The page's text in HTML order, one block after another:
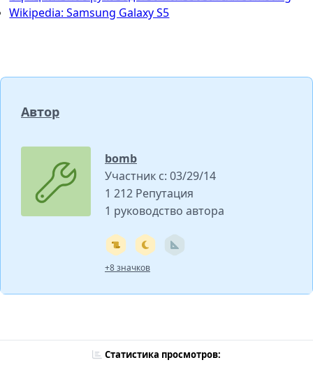
Wikipedia: Samsung Galaxy S5
Автор
bomb
Участник с: 03/29/14
1 212 Репутация
1 руководство автора
+8 значков
Статистика просмотров: